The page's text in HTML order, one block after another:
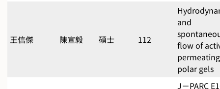
王信傑 陳宣毅 碩士 112
and
flow of
permeating
polar gels
J－PARC